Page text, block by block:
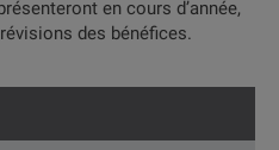
en cours d’année,
des bénéfices.